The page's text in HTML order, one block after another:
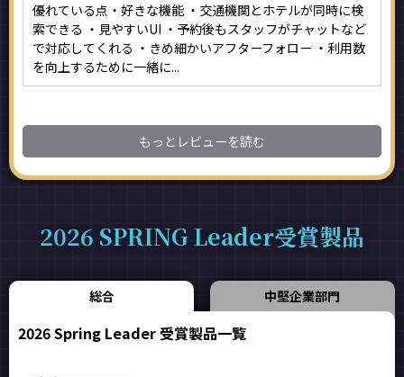
優れている点・好きな機能 ・交通機関とホテルが同時に検
索できる ・見やすいUI ・予約後もスタッフがチャットなど
で対応してくれる ・きめ細かいアフターフォロー ・利用数
を向上するために一緒に...
もっとレビューを読む
2026 SPRING Leader受賞製品
総合 中堅企業部門
2026 Spring Leader 受賞製品一覧